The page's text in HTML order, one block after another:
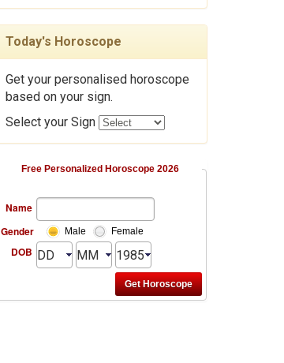
Today's Horoscope
Get your personalised horoscope
based on your sign.
Select your Sign
Free Personalized Horoscope 2026
Name
Gender
Male Female
DOB